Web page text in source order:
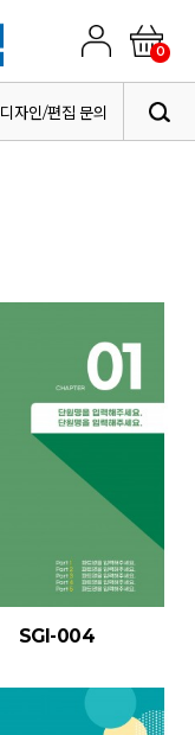
0
디자인/편집 문의
SGI-004